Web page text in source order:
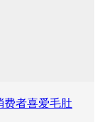
费者喜爱毛肚